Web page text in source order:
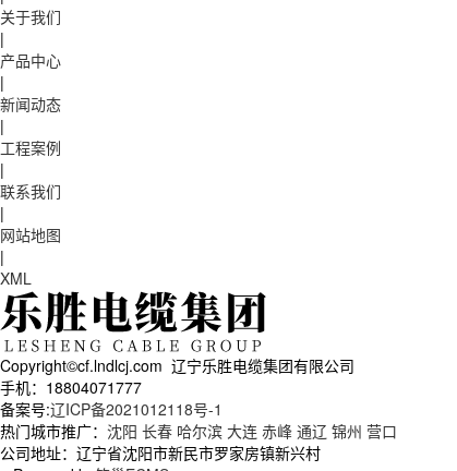
关于我们
|
产品中心
|
新闻动态
|
工程案例
|
联系我们
|
网站地图
|
XML
Copyright©cf.lndlcj.com 辽宁乐胜电缆集团有限公司
手机：18804071777
备案号:辽ICP备2021012118号-1
热门城市推广： 沈阳 长春 哈尔滨 大连 赤峰 通辽 锦州 营口
公司地址：辽宁省沈阳市新民市罗家房镇新兴村